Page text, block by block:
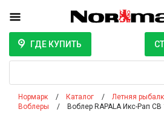
ГДЕ КУПИТЬ
Нормарк Каталог Летняя
Воблеры
Воблер RAPALA Икс-Рап СВ